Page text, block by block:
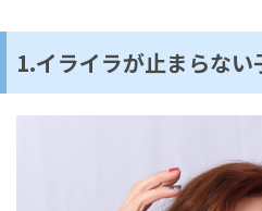
1.イライラが止まらな